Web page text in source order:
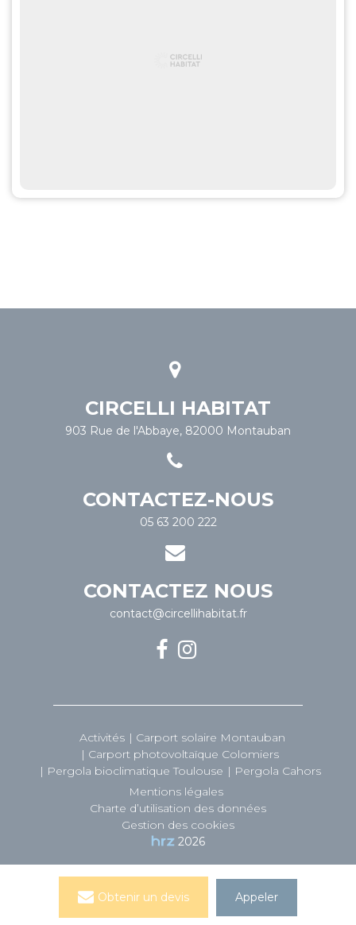
Obtenir un devis Appeler
CIRCELLI HABITAT
903 Rue de l'Abbaye, 82000 Montauban
CONTACTEZ-NOUS
05 63 200 222
CONTACTEZ NOUS
contact@circellihabitat.fr
Activités
Carport solaire Montauban
Carport photovoltaïque Colomiers
Pergola bioclimatique Toulouse
Pergola Cahors
Mentions légales
Charte d’utilisation des données
Gestion des cookies
2026